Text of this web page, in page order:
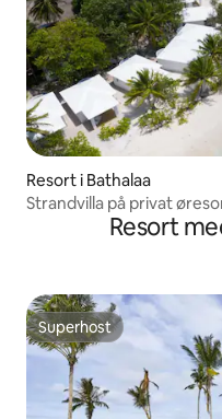
Resort i Bathalaa
Strandvilla på privat
Resort
Superhost
Superhost